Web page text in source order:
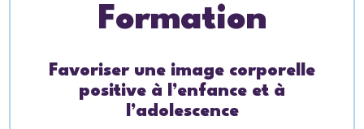
Formation
Favoriser une image corporelle
positive à l’enfance et à
l’adolescence